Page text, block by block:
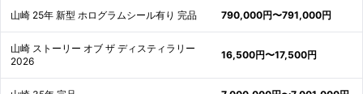
山崎 25年 新型 ホログラムシール有り 完品 790,000円〜791,000円
山崎 ストーリー オブ ザ ディスティラリー
2026
16,500円〜17,500円